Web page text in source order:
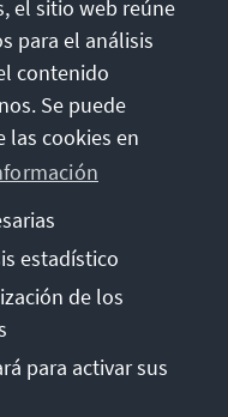
de uso
e.V. 2026
el sitio web reúne
para el análisis
contenido
Se puede
las cookies en
estadístico
de los
para activar sus